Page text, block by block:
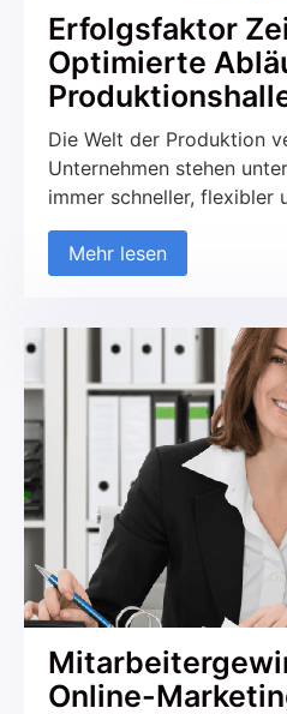
Erfolgsfaktor
Optimierte
Die Welt der Produktion
Unternehmen stehen
immer schneller, flexibler
zu arbeiten. Ob in kleinen
großen Maschinenhallen,
kämpfen oft mit
Qualität zu gefährden?
Personalengpässe
Die Antwort auf diese
Mehr lesen
Online-